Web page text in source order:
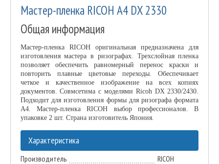
Мастер-пленка RICOH А4 DX 2330
Общая информация
Мастер-пленка RICOH оригинальная предназначена для
изготовления мастера в ризографах. Трехслойная пленка
позволяет обеспечить равномерный перенос краски и
повторить плавные цветовые переходы. Обеспечивает
четкое и качественное изображение на всех копиях
документов. Совмсетима с моделями Ricoh DX 2330/2430.
Подходит для изготовления формы для ризографа формата
А4. Мастер-пленка RICOH выбор профессионалов. В
упаковке 2 шт. Страна изготовитель Япония.
Характеристика
Производитель
RICOH